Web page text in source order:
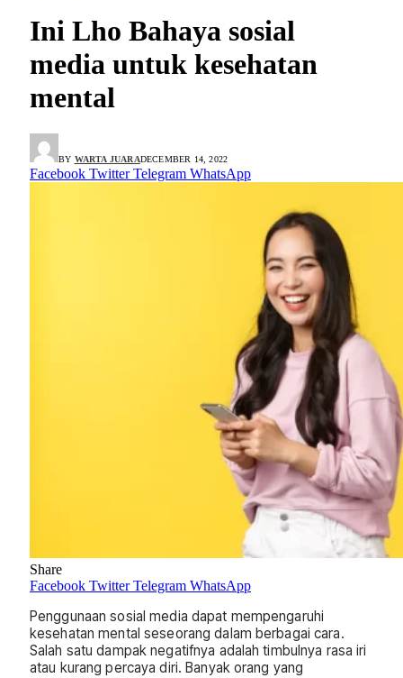
Ini Lho Bahaya sosial
media untuk kesehatan
mental
BY WARTA JUARADECEMBER 14, 2022
Facebook Twitter Telegram WhatsApp
Share
Facebook Twitter Telegram WhatsApp
Penggunaan sosial media dapat mempengaruhi
kesehatan mental seseorang dalam berbagai cara.
Salah satu dampak negatifnya adalah timbulnya rasa iri
atau kurang percaya diri. Banyak orang yang